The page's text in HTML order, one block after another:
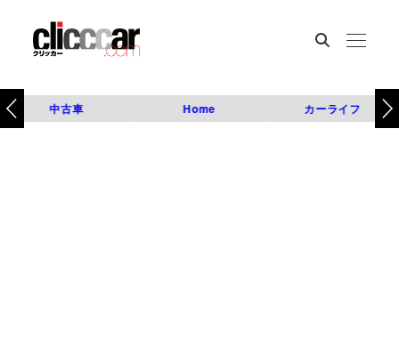
中古車 Home カーライフ